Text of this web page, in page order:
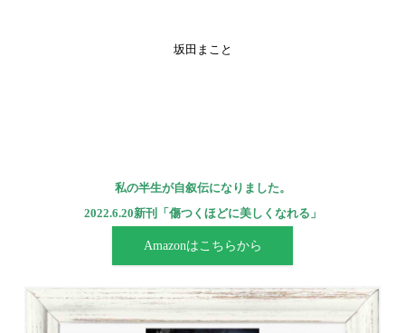
坂田まこと
私の半生が自叙伝になりました。
2022.6.20新刊「傷つくほどに美しくなれる」
Amazonはこちらから